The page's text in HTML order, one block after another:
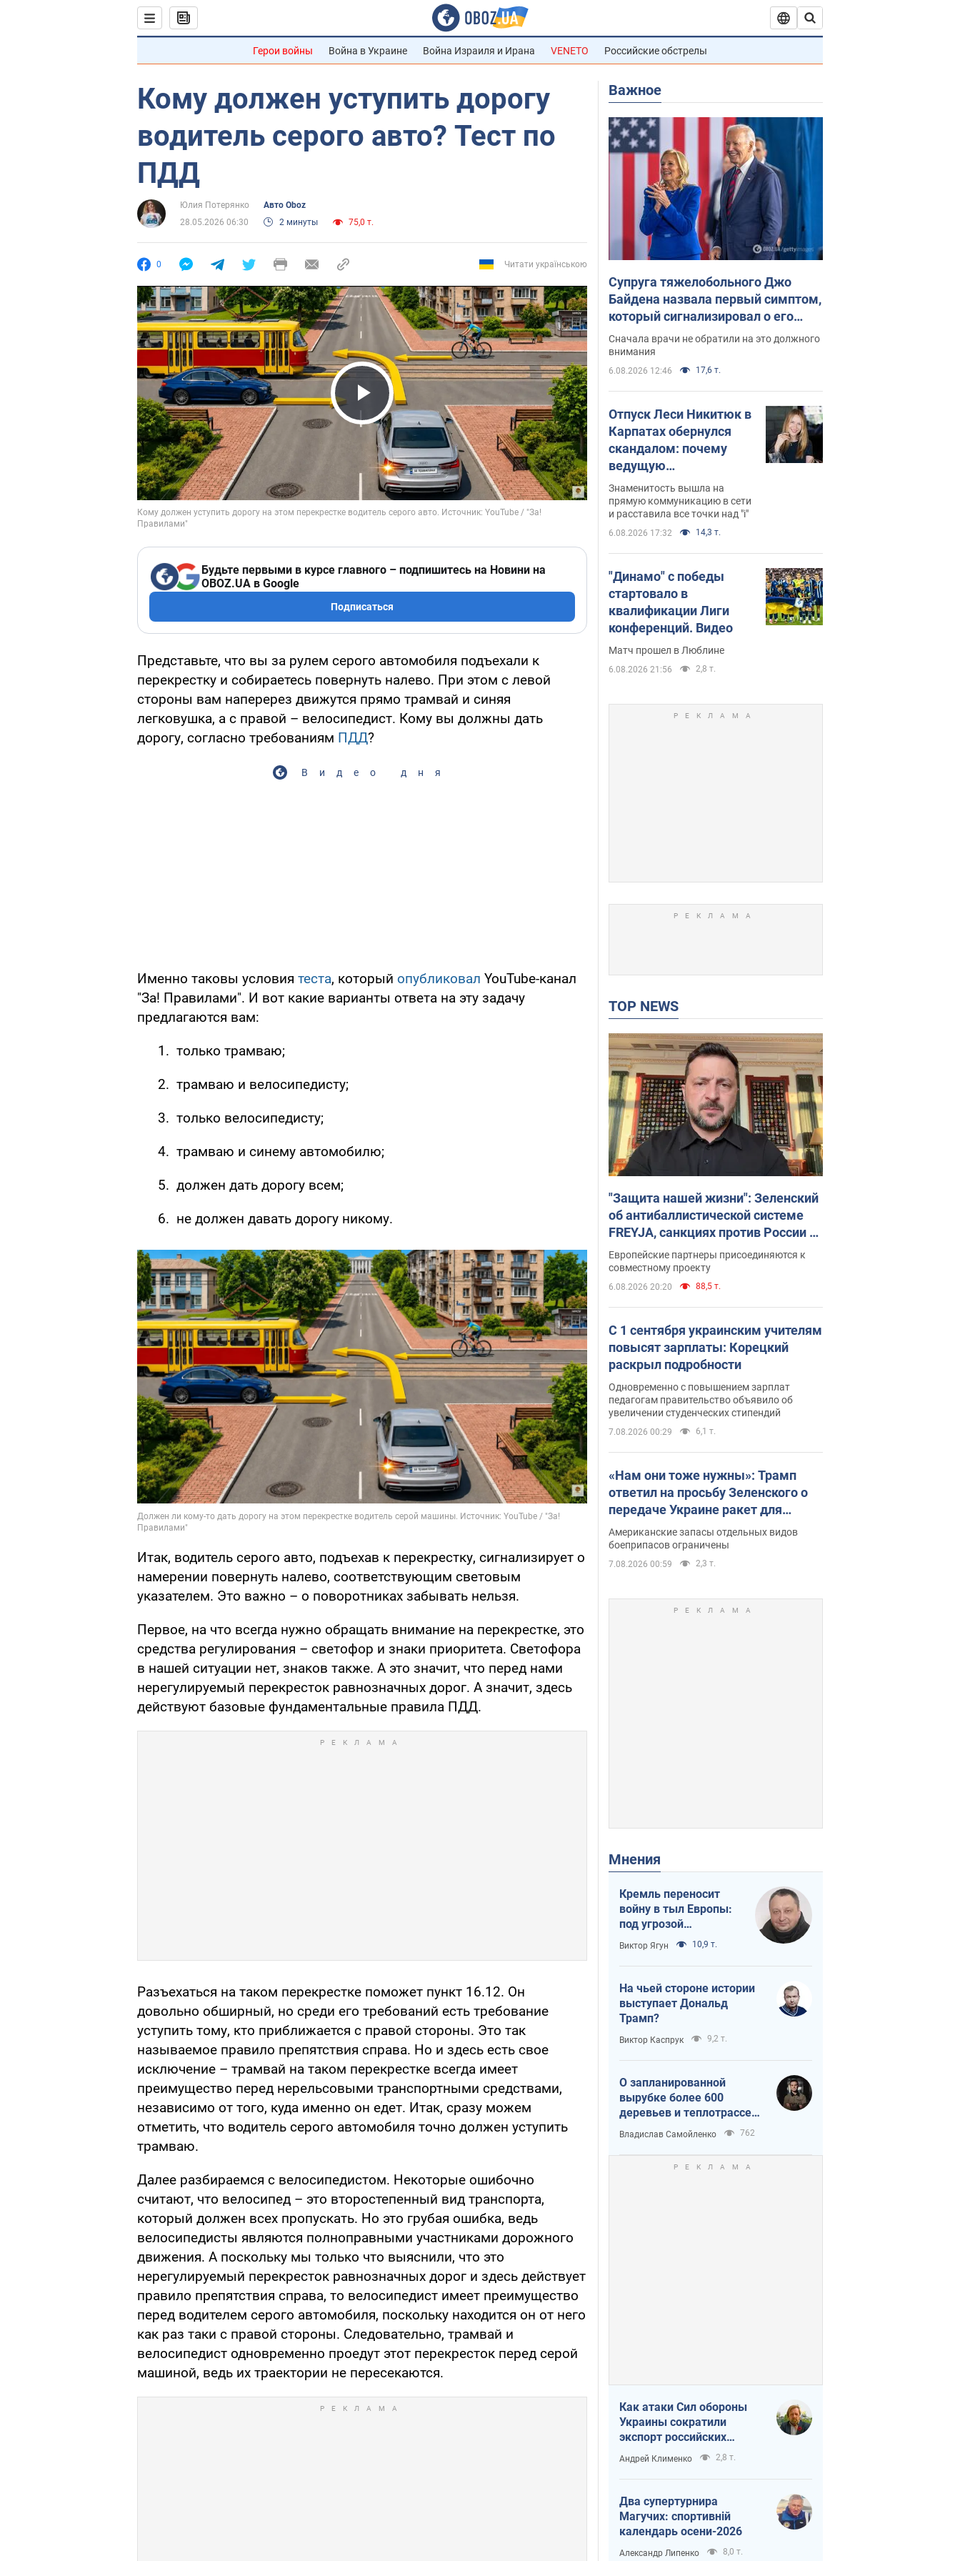
Герои войны Война в Украине Война Израиля и Ирана VENETO Российские обстрелы
Кому должен уступить дорогу
водитель серого авто? Тест по
ПДД
Юлия Потерянко
Авто Oboz
28.05.2026 06:30
2 минуты 75,0 т.
0 Читати українською
Play Video
Будьте первыми в курсе главного – подпишитесь на Новини на
OBOZ.UA в Google
Подписаться
Представьте, что вы за рулем серого автомобиля подъехали к
перекрестку и собираетесь повернуть налево. При этом с левой
стороны вам наперерез движутся прямо трамвай и синяя
легковушка, а с правой – велосипедист. Кому вы должны дать
дорогу, согласно требованиям ПДД?
Видео дня
Именно таковы условия теста, который опубликовал YouTube-канал
"За! Правилами". И вот какие варианты ответа на эту задачу
предлагаются вам:
только трамваю;
трамваю и велосипедисту;
только велосипедисту;
трамваю и синему автомобилю;
должен дать дорогу всем;
не должен давать дорогу никому.
Итак, водитель серого авто, подъехав к перекрестку, сигнализирует о
намерении повернуть налево, соответствующим световым
указателем. Это важно – о поворотниках забывать нельзя.
Первое, на что всегда нужно обращать внимание на перекрестке, это
средства регулирования – светофор и знаки приоритета. Светофора
в нашей ситуации нет, знаков также. А это значит, что перед нами
нерегулируемый перекресток равнозначных дорог. А значит, здесь
действуют базовые фундаментальные правила ПДД.
Разъехаться на таком перекрестке поможет пункт 16.12. Он
довольно обширный, но среди его требований есть требование
уступить тому, кто приближается с правой стороны. Это так
называемое правило препятствия справа. Но и здесь есть свое
исключение – трамвай на таком перекрестке всегда имеет
преимущество перед нерельсовыми транспортными средствами,
независимо от того, куда именно он едет. Итак, сразу можем
отметить, что водитель серого автомобиля точно должен уступить
трамваю.
Далее разбираемся с велосипедистом. Некоторые ошибочно
считают, что велосипед – это второстепенный вид транспорта,
который должен всех пропускать. Но это грубая ошибка, ведь
велосипедисты являются полноправными участниками дорожного
движения. А поскольку мы только что выяснили, что это
нерегулируемый перекресток равнозначных дорог и здесь действует
правило препятствия справа, то велосипедист имеет преимущество
перед водителем серого автомобиля, поскольку находится он от него
как раз таки с правой стороны. Следовательно, трамвай и
велосипедист одновременно проедут этот перекресток перед серой
машиной, ведь их траектории не пересекаются.
Важное
Супруга тяжелобольного Джо
Байдена назвала первый симптом,
который сигнализировал о его
"агрессивном" раке
Сначала врачи не обратили на это должного
внимания
6.08.2026 12:46 17,6 т.
Отпуск Леси Никитюк в
Карпатах обернулся
скандалом: почему
ведущую
несправедливо
захейтили
Знаменитость вышла на
прямую коммуникацию в сети
и расставила все точки над "i"
6.08.2026 17:32 14,3 т.
"Динамо" с победы
стартовало в
квалификации Лиги
конференций. Видео
Матч прошел в Люблине
6.08.2026 21:56 2,8 т.
TOP NEWS
"Защита нашей жизни": Зеленский
об антибаллистической системе
FREYJA, санкциях против России и
поддержке аграриев. Видео
Европейские партнеры присоединяются к
совместному проекту
6.08.2026 20:20 88,5 т.
С 1 сентября украинским учителям
повысят зарплаты: Корецкий
раскрыл подробности
Одновременно с повышением зарплат
педагогам правительство объявило об
увеличении студенческих стипендий
7.08.2026 00:29 6,1 т.
«Нам они тоже нужны»: Трамп
ответил на просьбу Зеленского о
передаче Украине ракет для
Patriot
Американские запасы отдельных видов
боеприпасов ограничены
7.08.2026 00:59 2,3 т.
Мнения
Кремль переносит
войну в тыл Европы:
под угрозой
критическая
логистика
Виктор Ягун 10,9 т.
На чьей стороне истории
выступает Дональд
Трамп?
Виктор Каспрук 9,2 т.
О запланированной
вырубке более 600
деревьев и теплотрассе:
что происходит на
Теремках в Киеве
Владислав Самойленко 762
Как атаки Сил обороны
Украины сократили
экспорт российских
нефтепродуктов
Андрей Клименко 2,8 т.
Два супертурнира
Магучих: спортивній
календарь осени-2026
Александр Липенко 8,0 т.